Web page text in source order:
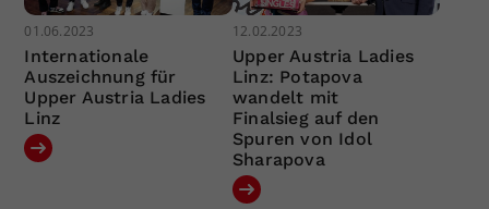
01.06.2023
Internationale
Auszeichnung für
Upper Austria Ladies
Linz
12.02.2023
Upper Austria Ladies
Linz: Potapova
wandelt mit
Finalsieg auf den
Spuren von Idol
Sharapova